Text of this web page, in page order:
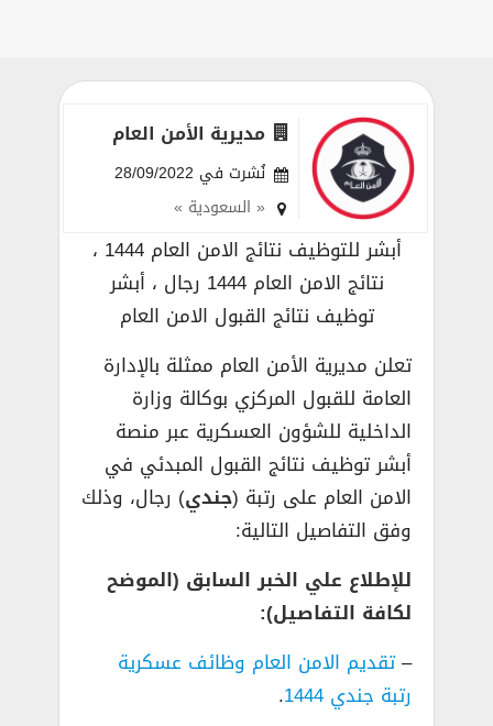
مديرية الأمن العام
نُشرت في 28/09/2022
« السعودية »
أبشر للتوظيف نتائج الامن العام 1444 ،
نتائج الامن العام 1444 رجال ، أبشر
توظيف نتائج القبول الامن العام
تعلن مديرية الأمن العام ممثلة بالإدارة
العامة للقبول المركزي بوكالة وزارة
الداخلية للشؤون العسكرية عبر منصة
أبشر توظيف نتائج القبول المبدئي في
الامن العام على رتبة (جندي) رجال، وذلك
وفق التفاصيل التالية:
للإطلاع علي الخبر السابق (الموضح
لكافة التفاصيل):
–تقديم الامن العام وظائف عسكرية
رتبة جندي 1444
.